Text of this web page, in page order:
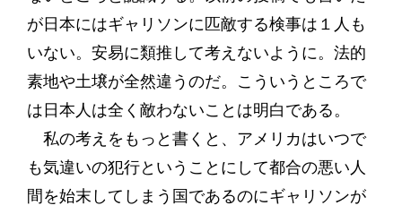
が日本にはギャリソンに匹敵する検事は１人も
いない。安易に類推して考えないように。法的
素地や土壌が全然違うのだ。こういうところで
は日本人は全く敵わないことは明白である。
私の考えをもっと書くと、アメリカはいつで
も気違いの犯行ということにして都合の悪い人
間を始末してしまう国であるのにギャリソンが